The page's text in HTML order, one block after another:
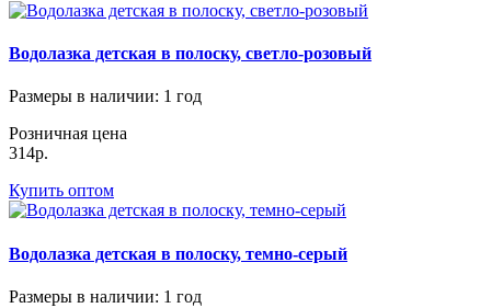
Водолазка детская в полоску, светло-розовый
Размеры в наличии: 1 год
Розничная цена
314р.
Купить оптом
Водолазка детская в полоску, темно-серый
Размеры в наличии: 1 год